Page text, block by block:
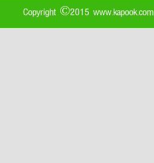
Copyright ©2015 www.kapook.com